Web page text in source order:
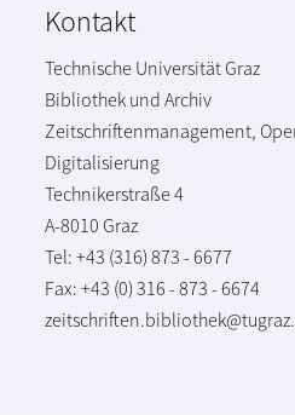
Kontakt
Technische Universität Graz
Bibliothek und Archiv
Zeitschriftenmanagement,
Digitalisierung
Technikerstraße 4
A-8010 Graz
Tel: +43 (316) 873 - 6677
Fax: +43 (0) 316 - 873 - 6674